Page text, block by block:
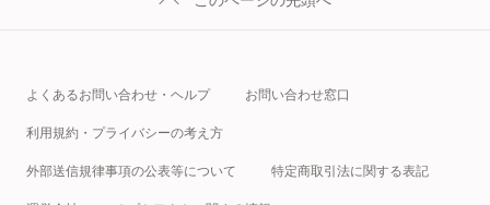
よくあるお問い合わせ・ヘルプ お問い合わせ窓口
利用規約・プライバシーの考え方
外部送信規律事項の公表等について 特定商取引法に関する表記